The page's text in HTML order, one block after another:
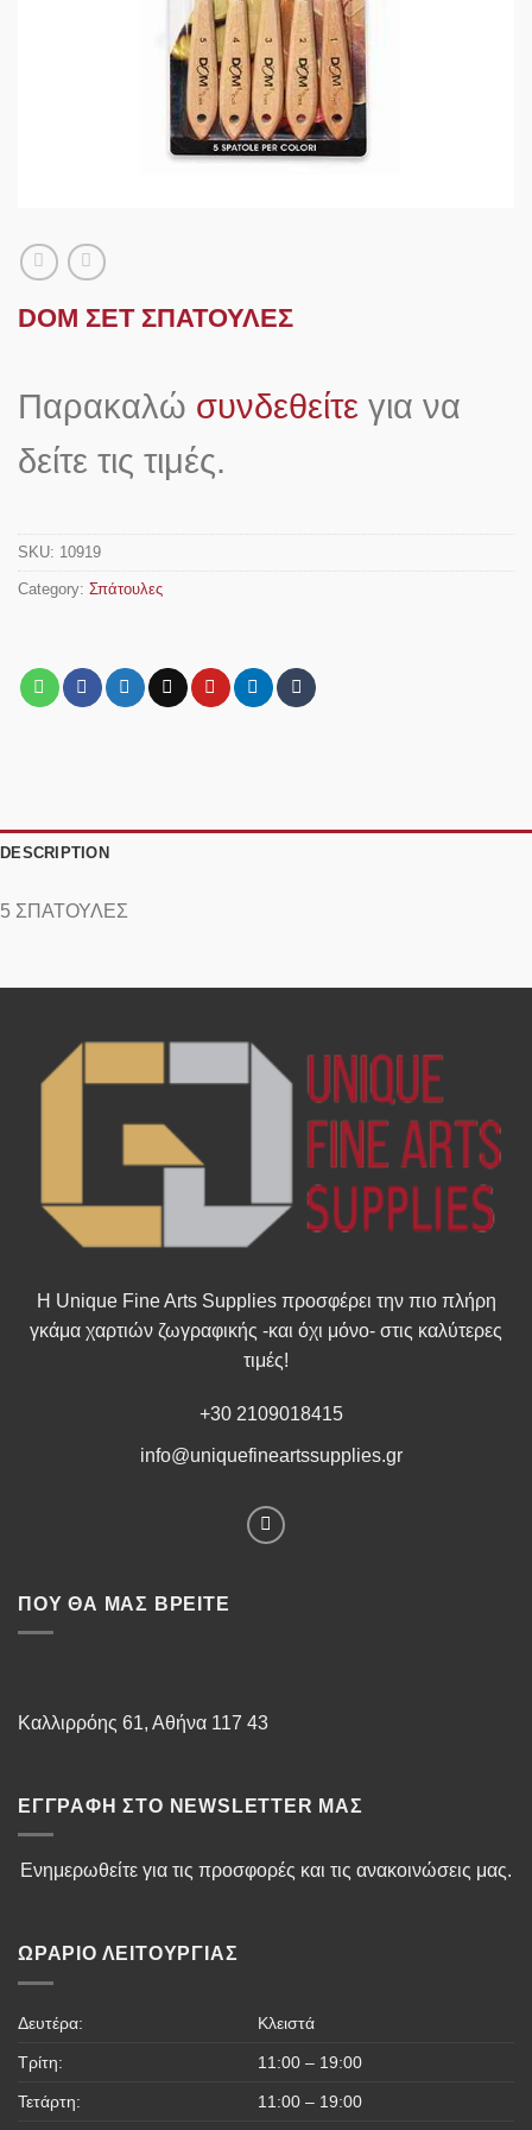
DOM ΣΕΤ ΣΠΑΤΟΥΛΕΣ
Παρακαλώ συνδεθείτε για να
δείτε τις τιμές.
SKU: 10919
Category: Σπάτουλες
DESCRIPTION
5 ΣΠΑΤΟΥΛΕΣ
Η Unique Fine Arts Supplies προσφέρει την πιο πλήρη
γκάμα χαρτιών ζωγραφικής -και όχι μόνο- στις καλύτερες
τιμές!
+30 2109018415
info@uniquefineartssupplies.gr
ΠΟΥ ΘΑ ΜΑΣ ΒΡΕΊΤΕ
Καλλιρρόης 61, Αθήνα 117 43
ΕΓΓΡΑΦΉ ΣΤΟ NEWSLETTER ΜΑΣ
Ενημερωθείτε για τις προσφορές και τις ανακοινώσεις μας.
ΩΡΆΡΙΟ ΛΕΙΤΟΥΡΓΊΑΣ
Δευτέρα: Κλειστά
Τρίτη: 11:00 – 19:00
Τετάρτη: 11:00 – 19:00